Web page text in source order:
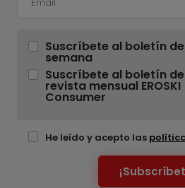
Suscríbete al boletín
semana
Suscríbete al boletín
revista mensual EROSKI
Consumer
He leído y acepto las